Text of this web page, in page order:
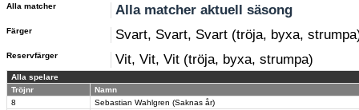
Alla matcher Alla matcher aktuell säsong
Färger Svart, Svart, Svart (tröja, byxa,
Reservfärger Vit, Vit, Vit (tröja, byxa, strumpa)
Alla spelare
Tröjnr
Namn
8
Sebastian Wahlgren (Saknas år)